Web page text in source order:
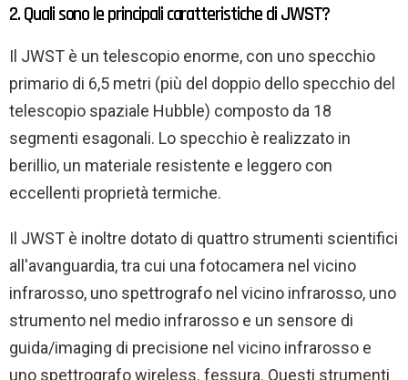
2. Quali sono le principali caratteristiche di JWST?
Il JWST è un telescopio enorme, con uno specchio
primario di 6,5 metri (più del doppio dello specchio del
telescopio spaziale Hubble) composto da 18
segmenti esagonali. Lo specchio è realizzato in
berillio, un materiale resistente e leggero con
eccellenti proprietà termiche.
Il JWST è inoltre dotato di quattro strumenti scientifici
all'avanguardia, tra cui una fotocamera nel vicino
infrarosso, uno spettrografo nel vicino infrarosso, uno
strumento nel medio infrarosso e un sensore di
guida/imaging di precisione nel vicino infrarosso e
uno spettrografo wireless. fessura. Questi strumenti